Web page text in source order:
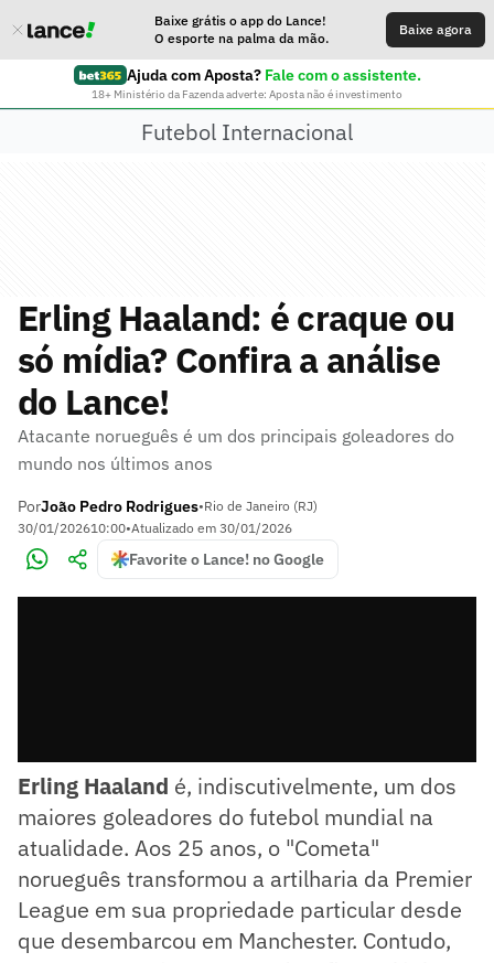
Baixe grátis o app do Lance!
O esporte na palma da mão.
Baixe agora
Ajuda com Aposta? Fale com o assistente.
18+ Ministério da Fazenda adverte: Aposta não é investimento
Futebol Internacional
Erling Haaland: é craque ou
só mídia? Confira a análise
do Lance!
Atacante norueguês é um dos principais goleadores do
mundo nos últimos anos
PorJoão Pedro Rodrigues•Rio de Janeiro (RJ)
30/01/202610:00•Atualizado em 30/01/2026
Favorite o Lance! no Google
Erling Haaland é, indiscutivelmente, um dos
maiores goleadores do futebol mundial na
atualidade. Aos 25 anos, o "Cometa"
norueguês transformou a artilharia da Premier
League em sua propriedade particular desde
que desembarcou em Manchester. Contudo,